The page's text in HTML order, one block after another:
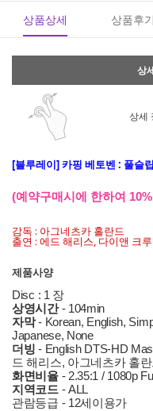
상품상세 상품후기
상
상세
[블루레이] 카핑 베토벤 : 풀
(예약구매시에 한하여
감독 : 아그네츠카 홀란드
출연 : 에드 해리스, 다이앤 크
제품사양
Disc : 1 장
상영시간- 104min
자막- Korean, English,
Japanese, None
더빙 - English DTS-HD
드 해리스, 아그네츠카 홀
화면비율- 2.35:1 / 1080p
지역코드- ALL
관람등급 - 12세이용가